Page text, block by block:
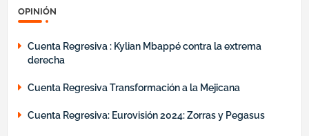
OPINIÓN
Cuenta Regresiva : Kylian Mbappé contra la extrema
derecha
Cuenta Regresiva Transformación a la Mejicana
Cuenta Regresiva: Eurovisión 2024: Zorras y Pegasus